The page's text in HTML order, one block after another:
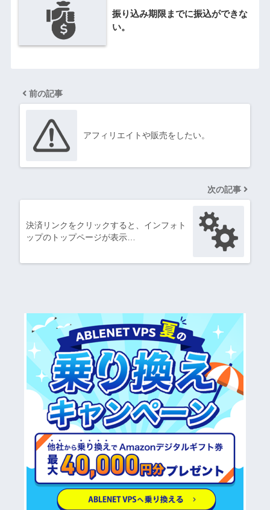
振り込み期限までに振込ができな
い。
前の記事
アフィリエイトや販売をしたい。
次の記事
決済リンクをクリックすると、インフォト
ップのトップページが表示…